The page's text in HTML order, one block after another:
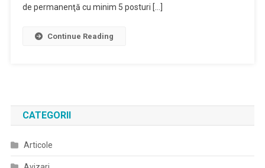
de permanenţă cu minim 5 posturi […]
Continue Reading
CATEGORII
Articole